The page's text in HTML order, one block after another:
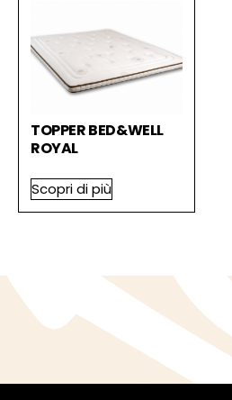
TOPPER BED&WELL
ROYAL
Scopri di più